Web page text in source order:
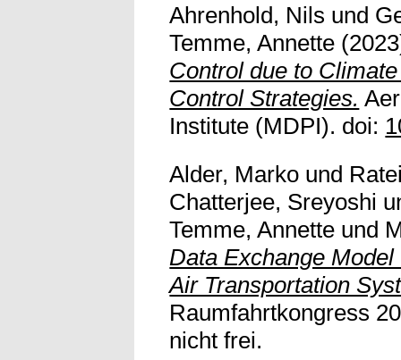
Ahrenhold, Nils und
Temme, Annette
Control due to
Control Strategies.
Institute (MDPI). doi:
Alder, Marko und
Chatterjee, Sreyoshi
Temme, Annette und
Data Exchange
Air Transportation
Raumfahrtkongress
nicht frei.